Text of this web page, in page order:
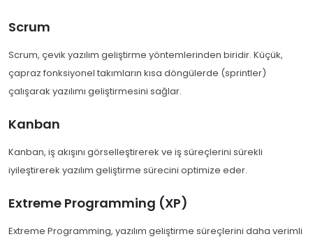
Scrum
Scrum, çevik yazılım geliştirme yöntemlerinden biridir. Küçük,
çapraz fonksiyonel takımların kısa döngülerde (sprintler)
çalışarak yazılımı geliştirmesini sağlar.
Kanban
Kanban, iş akışını görselleştirerek ve iş süreçlerini sürekli
iyileştirerek yazılım geliştirme sürecini optimize eder.
Extreme Programming (XP)
Extreme Programming, yazılım geliştirme süreçlerini daha verimli